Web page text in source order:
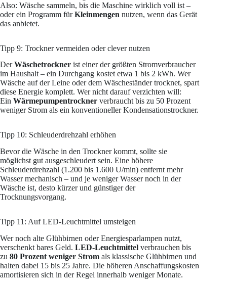
Also: Wäsche sammeln, bis die Maschine wirklich voll ist –
oder ein Programm fürKleinmengen nutzen, wenn das Gerät
das anbietet.
Tipp 9: Trockner vermeiden oder clever nutzen
DerWäschetrockner ist einer der größten Stromverbraucher
im Haushalt – ein Durchgang kostet etwa 1 bis 2 kWh. Wer
Wäsche auf der Leine oder dem Wäscheständer trocknet, spart
diese Energie komplett. Wer nicht darauf verzichten will:
Ein Wärmepumpentrockner verbraucht bis zu 50 Prozent
weniger Strom als ein konventioneller Kondensationstrockner.
Tipp 10: Schleuderdrehzahl erhöhen
Bevor die Wäsche in den Trockner kommt, sollte sie
möglichst gut ausgeschleudert sein. Eine höhere
Schleuderdrehzahl (1.200 bis 1.600 U/min) entfernt mehr
Wasser mechanisch – und je weniger Wasser noch in der
Wäsche ist, desto kürzer und günstiger der
Trocknungsvorgang.
Tipp 11: Auf LED-Leuchtmittel umsteigen
Wer noch alte Glühbirnen oder Energiesparlampen nutzt,
verschenkt bares Geld. LED-Leuchtmittel verbrauchen bis
zu 80 Prozent weniger Strom als klassische Glühbirnen und
halten dabei 15 bis 25 Jahre. Die höheren Anschaffungskosten
amortisieren sich in der Regel innerhalb weniger Monate.